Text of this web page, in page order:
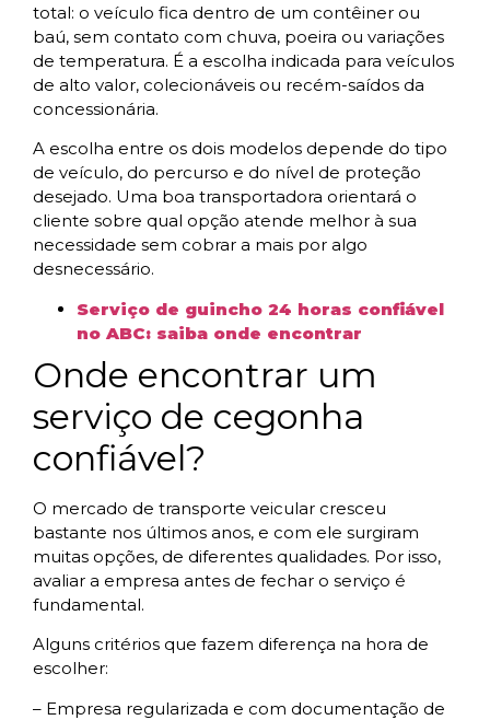
total: o veículo fica dentro de um contêiner ou
baú, sem contato com chuva, poeira ou variações
de temperatura. É a escolha indicada para veículos
de alto valor, colecionáveis ou recém-saídos da
concessionária.
A escolha entre os dois modelos depende do tipo
de veículo, do percurso e do nível de proteção
desejado. Uma boa transportadora orientará o
cliente sobre qual opção atende melhor à sua
necessidade sem cobrar a mais por algo
desnecessário.
Serviço de guincho 24 horas confiável
no ABC: saiba onde encontrar
Onde encontrar um
serviço de cegonha
confiável?
O mercado de transporte veicular cresceu
bastante nos últimos anos, e com ele surgiram
muitas opções, de diferentes qualidades. Por isso,
avaliar a empresa antes de fechar o serviço é
fundamental.
Alguns critérios que fazem diferença na hora de
escolher:
– Empresa regularizada e com documentação de